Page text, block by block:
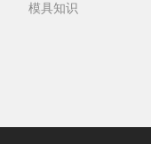
模具知识